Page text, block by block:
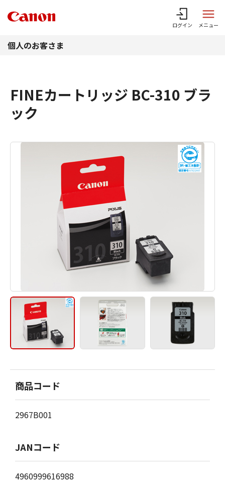
ログイン メニュー
個人のお客さま
FINEカートリッジ BC-310 ブラ
ック
商品コード
2967B001
JANコード
4960999616988